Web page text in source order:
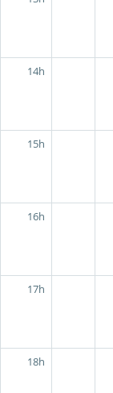
14h
15h
16h
17h
18h